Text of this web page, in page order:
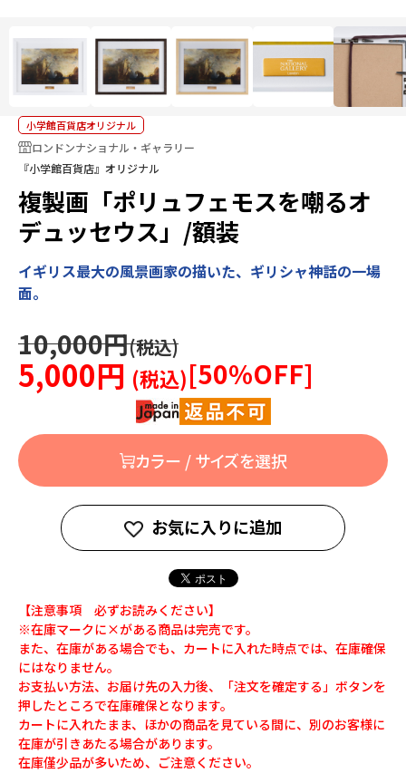
小学館百貨店オリジナル
ロンドンナショナル・ギャラリー
『小学館百貨店』オリジナル
複製画「ポリュフェモスを嘲るオ
デュッセウス」/額装
イギリス最大の風景画家の描いた、ギリシャ神話の一場
面。
10,000円
5,000円 [50%OFF]
カラー / サイズを選択
お気に入りに追加
【注意事項 必ずお読みください】
※在庫マークに×がある商品は完売です。
また、在庫がある場合でも、カートに入れた時点では、在庫確保
にはなりません。
お支払い方法、お届け先の入力後、「注文を確定する」ボタンを
押したところで在庫確保となります。
カートに入れたまま、ほかの商品を見ている間に、別のお客様に
在庫が引きあたる場合があります。
在庫僅少品が多いため、ご注意ください。